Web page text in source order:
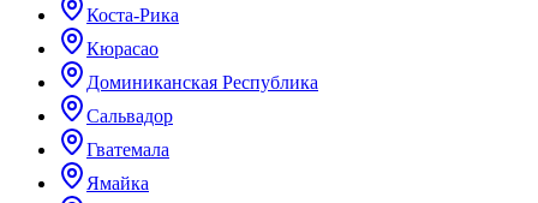
Коста-Рика
Кюрасао
Доминиканская Республика
Сальвадор
Гватемала
Ямайка